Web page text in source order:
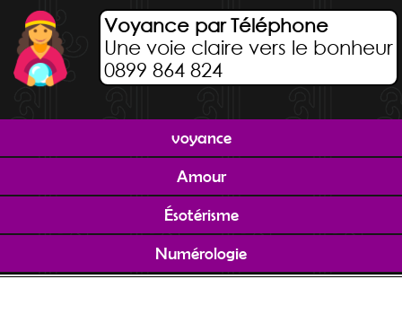
Voyance par Téléphone
Une voie claire vers le bonheur
0899 864 824
voyance
Amour
Ésotérisme
Numérologie